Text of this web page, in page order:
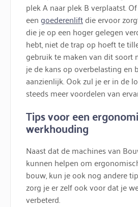
plek A naar plek B verplaatst. Of
eengoederenliftdie ervoor
die je op een hoger gelegen
hebt, niet de trap op hoeft te
gebruik te maken van dit soort
je de kans op overbelasting en
aanzienlijk. Ook zul je er in de
steeds meer voordelen van
Tips voor een
werkhouding
Naast dat de machines van
kunnen helpen om
bouw, kun je ook nog andere
zorg je er zelf ook voor dat je
verbeterd.